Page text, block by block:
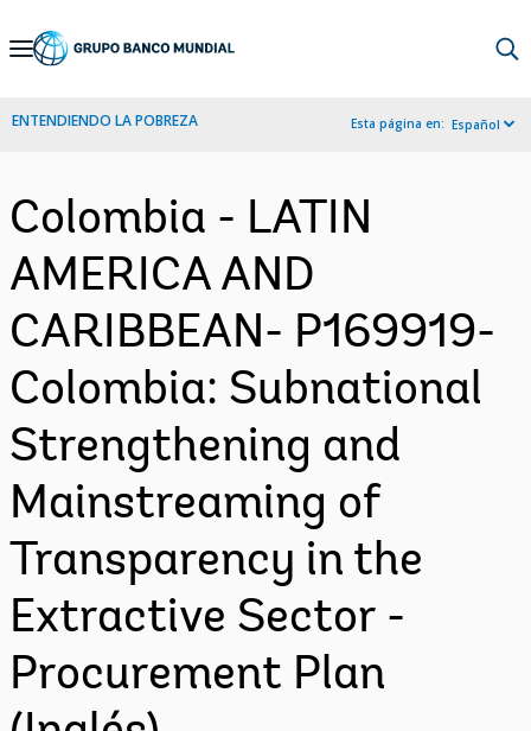
Skip
Navigation
ENTENDIENDO LA POBREZA Esta página en: Español
Colombia - LATIN
AMERICA AND
CARIBBEAN- P169919-
Colombia: Subnational
Strengthening and
Mainstreaming of
Transparency in the
Extractive Sector -
Procurement Plan